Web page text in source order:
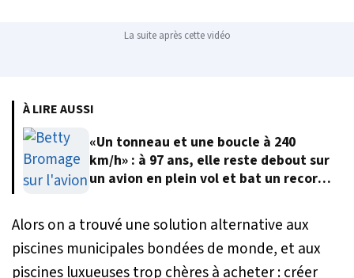
La suite après cette vidéo
À LIRE AUSSI
«Un tonneau et une boucle à 240
km/h» : à 97 ans, elle reste debout sur
un avion en plein vol et bat un record
Alors on a trouvé une solution alternative aux
piscines municipales bondées de monde, et aux
piscines luxueuses trop chères à acheter : créer